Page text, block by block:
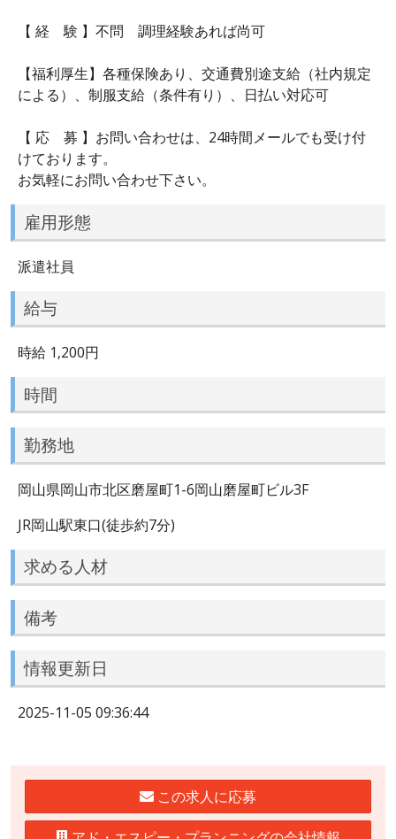
【 経 験 】不問 調理経験あれば尚可
【福利厚生】各種保険あり、交通費別途支給（社内規定
による）、制服支給（条件有り）、日払い対応可
【 応 募 】お問い合わせは、24時間メールでも受け付
けております。
お気軽にお問い合わせ下さい。
雇用形態
派遣社員
給与
時給 1,200円
時間
勤務地
岡山県岡山市北区磨屋町1-6岡山磨屋町ビル3F
JR岡山駅東口(徒歩約7分)
求める人材
備考
情報更新日
2025-11-05 09:36:44
この求人に応募